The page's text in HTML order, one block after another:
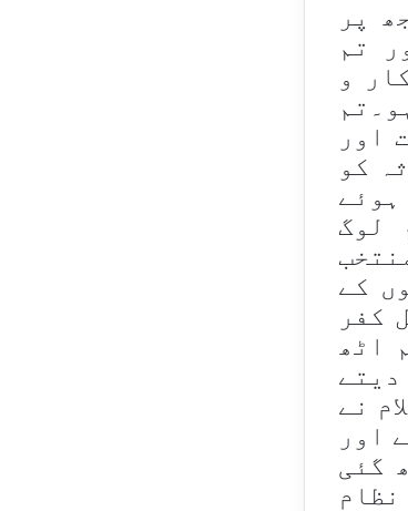
پر
تم
و
اور
کو
ہوئے
لوگ
كے
کفر
اٹھ
نے
اور
گئی